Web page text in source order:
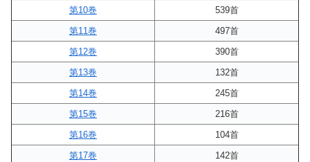
第10巻
539首
第11巻
497首
第12巻
390首
第13巻
132首
第14巻
245首
第15巻
216首
第16巻
104首
第17巻
142首